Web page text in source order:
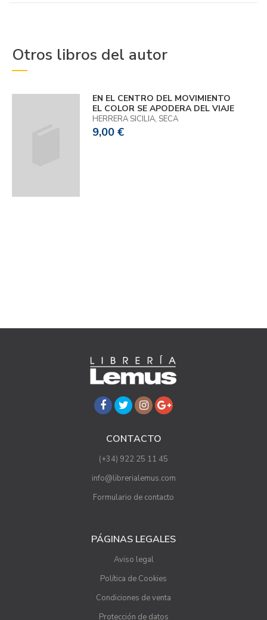
Otros libros del autor
EN EL CENTRO DEL MOVIMIENTO
EL COLOR SE APODERA DEL VIAJE
HERRERA SICILIA, SECA
9,00 €
CONTACTO
(+34) 922 25 11 45
info@librerialemus.com
Formulario de contacto
PÁGINAS LEGALES
Aviso legal
Política de Cookies
Condiciones de venta
Protección de datos